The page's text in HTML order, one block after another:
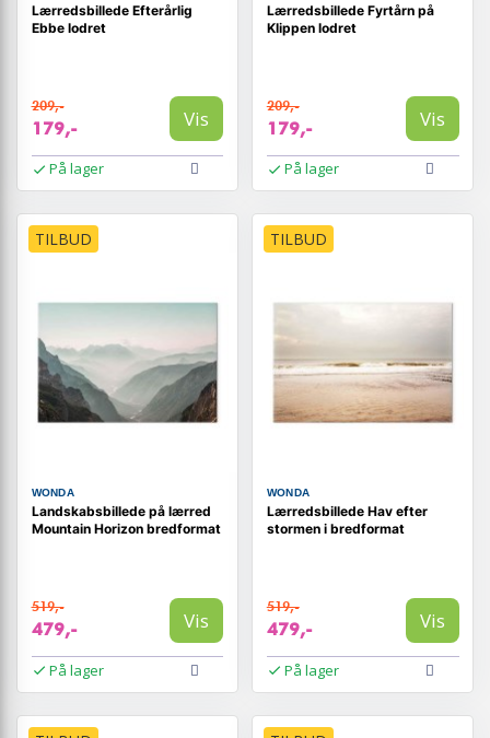
Lærredsbillede Efterårlig
Ebbe lodret
209,-
179,- Vis
På lager
Lærredsbillede Fyrtårn på
Klippen lodret
209,-
179,- Vis
På lager
TILBUD
WONDA
Landskabsbillede på lærred
Mountain Horizon bredformat
519,-
479,- Vis
På lager
TILBUD
WONDA
Lærredsbillede Hav efter
stormen i bredformat
519,-
479,- Vis
På lager